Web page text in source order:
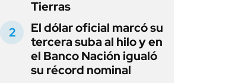
Tierras
El dólar oficial marcó su
tercera suba al hilo y en
el Banco Nación igualó
su récord nominal